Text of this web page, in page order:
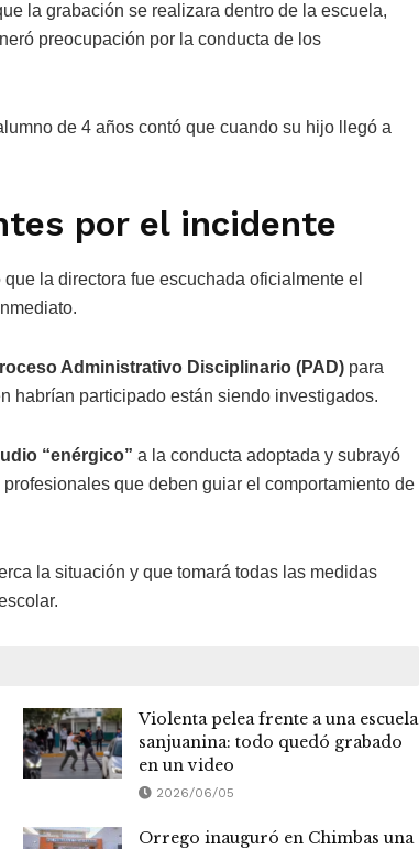
la grabación se realizara dentro de la escuela,
preocupación por la conducta de los
de 4 años contó que cuando su hijo llegó a
por el incidente
que la directora fue escuchada oficialmente el
Administrativo Disciplinario (PAD) para
habrían participado están siendo investigados.
“enérgico” a la conducta adoptada y subrayó
que deben guiar el comportamiento de
la situación y que tomará todas las medidas
Violenta pelea frente a una escuela
sanjuanina: todo quedó grabado
en un video
2026/06/05
Orrego inauguró en Chimbas una